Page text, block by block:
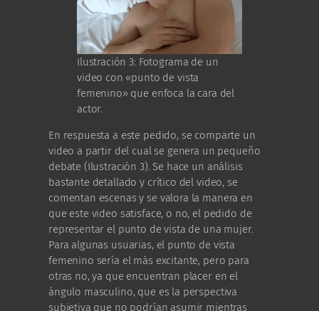
Ilustración 3: Fotograma de un
video con «punto de vista
femenino» que enfoca la cara del
actor.
En respuesta a este pedido, se comparte un
video a partir del cual se genera un pequeño
debate (Ilustración 3). Se hace un análisis
bastante detallado y crítico del video, se
comentan escenas y se valora la manera en
que este video satisface, o no, el pedido de
representar el punto de vista de una mujer.
Para algunas usuarias, el punto de vista
femenino sería el más excitante, pero para
otras no, ya que encuentran placer en el
ángulo masculino, que es la perspectiva
subjetiva que no podrían asumir mientras